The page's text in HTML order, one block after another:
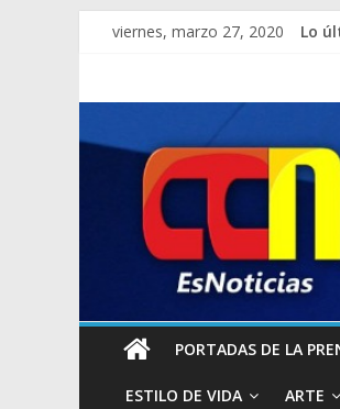
viernes, marzo 27, 2020 Lo
PORTADAS DE LA
ESTILO DE VIDA ARTE